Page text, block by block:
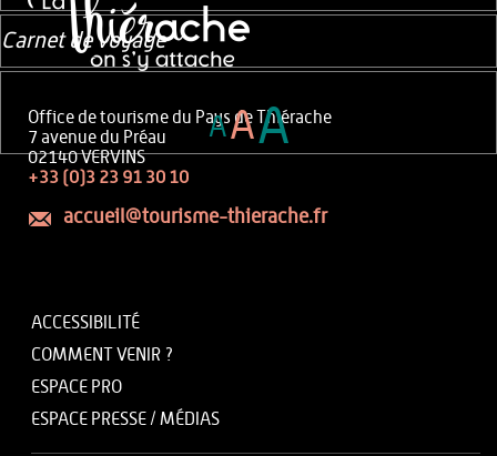
Office de tourisme du Pays de Thiérache
7 avenue du Préau
02140 VERVINS
+33 (0)3 23 91 30 10
accueil@tourisme-thierache.fr
ACCESSIBILITÉ
COMMENT VENIR ?
ESPACE PRO
ESPACE PRESSE / MÉDIAS
Carnet de voyage
AAA